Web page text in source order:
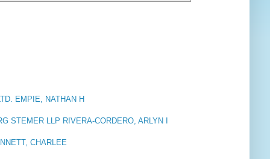
EMPIE, NATHAN H
STEMER LLP RIVERA-CORDERO, ARLYN I
CHARLEE